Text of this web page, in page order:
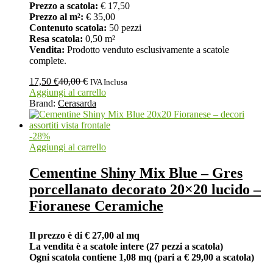
Prezzo a scatola: € 17,50
Prezzo al m²: € 35,00
Contenuto scatola: 50 pezzi
Resa scatola: 0,50 m²
Vendita: Prodotto venduto esclusivamente a scatole
complete.
17,50 €40,00€ IVA Inclusa
Aggiungi al carrello
Brand: Cerasarda
-28%
Aggiungi al carrello
Cementine Shiny Mix Blue – Gres
porcellanato decorato 20×20 lucido –
Fioranese Ceramiche
Il prezzo è di € 27,00 al mq
La vendita è a scatole intere (27 pezzi a scatola)
Ogni scatola contiene 1,08 mq (pari a € 29,00 a scatola)